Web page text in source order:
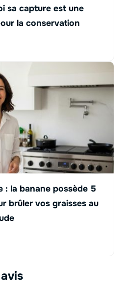
sa capture est une
la conservation
: la banane possède 5
brûler vos graisses au